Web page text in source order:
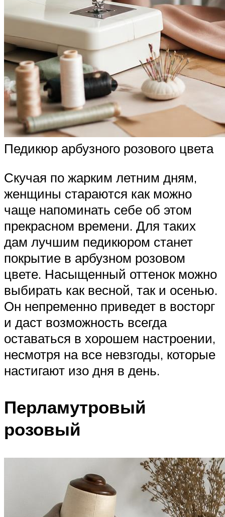
Педикюр арбузного розового цвета
Скучая по жарким летним дням,
женщины стараются как можно
чаще напоминать себе об этом
прекрасном времени. Для таких
дам лучшим педикюром станет
покрытие в арбузном розовом
цвете. Насыщенный оттенок можно
выбирать как весной, так и осенью.
Он непременно приведет в восторг
и даст возможность всегда
оставаться в хорошем настроении,
несмотря на все невзгоды, которые
настигают изо дня в день.
Перламутровый
розовый